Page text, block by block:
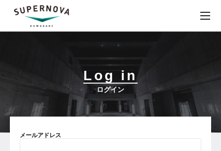
Log in
ログイン
メールアドレス